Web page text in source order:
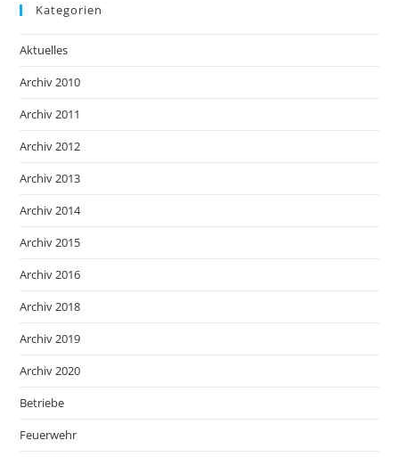
Kategorien
Aktuelles
Archiv 2010
Archiv 2011
Archiv 2012
Archiv 2013
Archiv 2014
Archiv 2015
Archiv 2016
Archiv 2018
Archiv 2019
Archiv 2020
Betriebe
Feuerwehr